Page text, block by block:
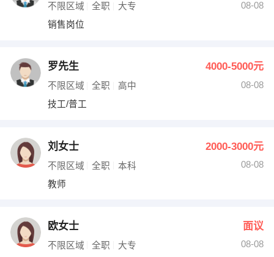
不限区域 全职 大专
08-08
销售岗位
罗先生 4000-5000元
不限区域 全职 高中
08-08
技工/普工
刘女士 2000-3000元
不限区域 全职 本科
08-08
教师
欧女士 面议
不限区域 全职 大专
08-08